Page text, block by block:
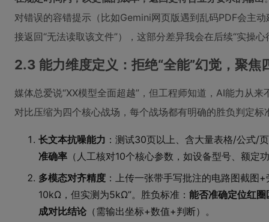
对错误的容错提示（比如Gemini网页版遇到乱码PDF会主
接返回“无法读取该文件”），这部分差异我会在后续“实操心
2.3 能力维度定义：拒绝“全能”幻觉，聚焦
媒体总爱说“XX模型全面超越”，但工程师知道，AI能力从
对比压缩为四个核心战场，每个战场都有明确的胜负判定标
长文本抗噪能力 ：测试30页以上、含大量表格/公式/
准确率 （人工核对10个核心参数，如设备型号、额定
多模态对齐精度 ：上传一张带手写批注的电路图截图
10kΩ，但实测为5kΩ”。胜负标准： 能否准确定位红
成对比结论 （需输出坐标+数值+判断）。